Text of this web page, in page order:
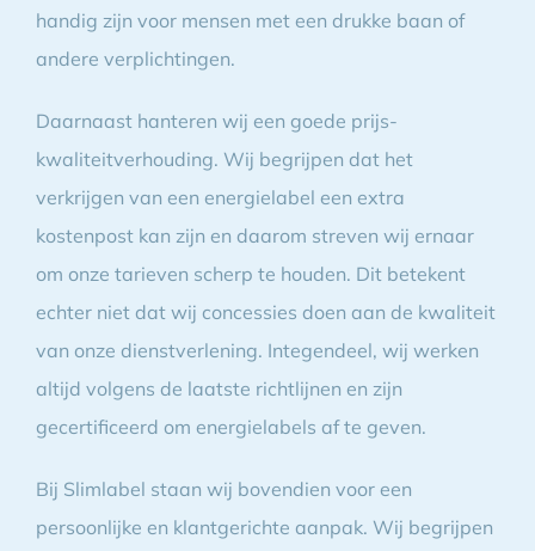
handig zijn voor mensen met een drukke baan of
andere verplichtingen.
Daarnaast hanteren wij een goede prijs-
kwaliteitverhouding. Wij begrijpen dat het
verkrijgen van een energielabel een extra
kostenpost kan zijn en daarom streven wij ernaar
om onze tarieven scherp te houden. Dit betekent
echter niet dat wij concessies doen aan de kwaliteit
van onze dienstverlening. Integendeel, wij werken
altijd volgens de laatste richtlijnen en zijn
gecertificeerd om energielabels af te geven.
Bij Slimlabel staan wij bovendien voor een
persoonlijke en klantgerichte aanpak. Wij begrijpen